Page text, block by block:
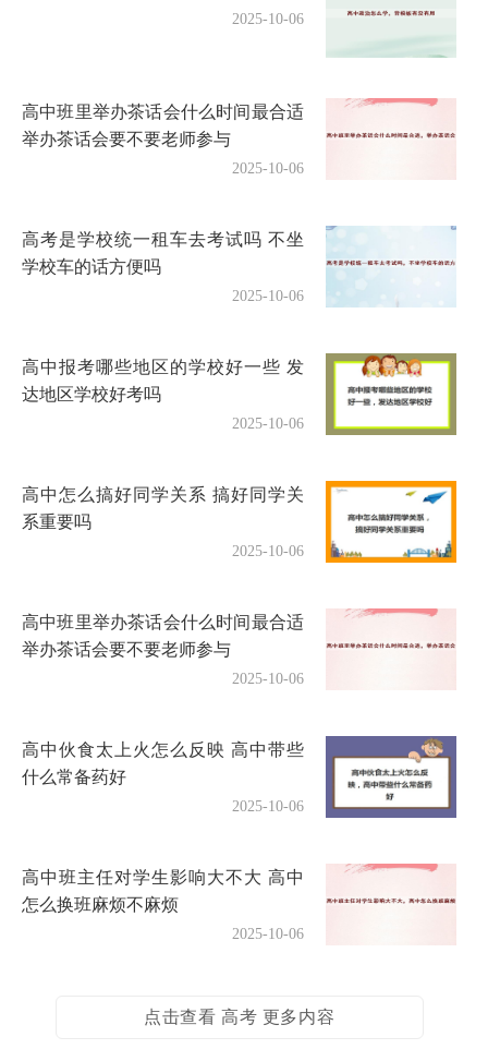
2025-10-06
高中班里举办茶话会什么时间最合适
举办茶话会要不要老师参与
2025-10-06
高考是学校统一租车去考试吗 不坐
学校车的话方便吗
2025-10-06
高中报考哪些地区的学校好一些 发
达地区学校好考吗
2025-10-06
高中怎么搞好同学关系 搞好同学关
系重要吗
2025-10-06
高中班里举办茶话会什么时间最合适
举办茶话会要不要老师参与
2025-10-06
高中伙食太上火怎么反映 高中带些
什么常备药好
2025-10-06
高中班主任对学生影响大不大 高中
怎么换班麻烦不麻烦
2025-10-06
点击查看 高考 更多内容